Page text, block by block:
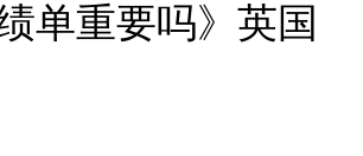
单重要吗》英国